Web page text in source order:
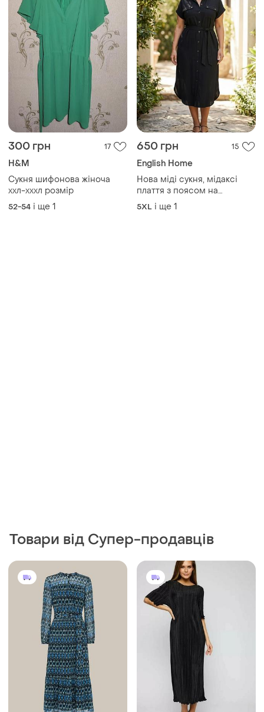
300 грн 17
H&M
Сукня шифонова жіноча
ххл-хххл розмір
52-54 і ще 1
650 грн 15
English Home
Нова міді сукня, мідаксі
плаття з поясом на
гудзиках, великий розмір,
батал.
5XL і ще 1
Товари від Супер-продавців